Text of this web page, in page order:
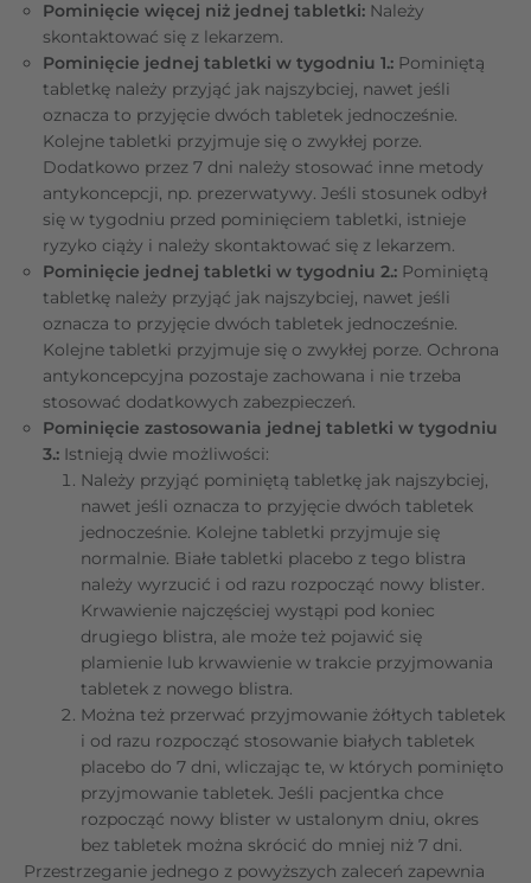
Pominięcie więcej niż jednej tabletki: Należy
skontaktować się z lekarzem.
Pominięcie jednej tabletki w tygodniu 1.: Pominiętą
tabletkę należy przyjąć jak najszybciej, nawet jeśli
oznacza to przyjęcie dwóch tabletek jednocześnie.
Kolejne tabletki przyjmuje się o zwykłej porze.
Dodatkowo przez 7 dni należy stosować inne metody
antykoncepcji, np. prezerwatywy. Jeśli stosunek odbył
się w tygodniu przed pominięciem tabletki, istnieje
ryzyko ciąży i należy skontaktować się z lekarzem.
Pominięcie jednej tabletki w tygodniu 2.: Pominiętą
tabletkę należy przyjąć jak najszybciej, nawet jeśli
oznacza to przyjęcie dwóch tabletek jednocześnie.
Kolejne tabletki przyjmuje się o zwykłej porze. Ochrona
antykoncepcyjna pozostaje zachowana i nie trzeba
stosować dodatkowych zabezpieczeń.
Pominięcie zastosowania jednej tabletki w tygodniu
3.: Istnieją dwie możliwości:
Należy przyjąć pominiętą tabletkę jak najszybciej,
nawet jeśli oznacza to przyjęcie dwóch tabletek
jednocześnie. Kolejne tabletki przyjmuje się
normalnie. Białe tabletki placebo z tego blistra
należy wyrzucić i od razu rozpocząć nowy blister.
Krwawienie najczęściej wystąpi pod koniec
drugiego blistra, ale może też pojawić się
plamienie lub krwawienie w trakcie przyjmowania
tabletek z nowego blistra.
Można też przerwać przyjmowanie żółtych tabletek
i od razu rozpocząć stosowanie białych tabletek
placebo do 7 dni, wliczając te, w których pominięto
przyjmowanie tabletek. Jeśli pacjentka chce
rozpocząć nowy blister w ustalonym dniu, okres
bez tabletek można skrócić do mniej niż 7 dni.
Przestrzeganie jednego z powyższych zaleceń zapewnia